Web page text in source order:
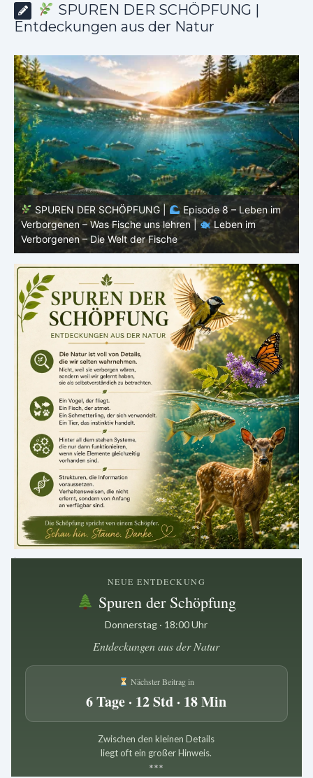
SPUREN DER SCHÖPFUNG |
Entdeckungen aus der Natur
Episode 8 – Leben im
|
Leben im
SPUREN DER SCHÖPFUNG |
Verborgenen – Warum Fische
Verborgenen – Die Welt der Fische
.
NEUE ENTDECKUNG
Spuren der Schöpfung
Donnerstag · 18:00 Uhr
Entdeckungen aus der Natur
Nächster Beitrag in
6 Tage · 12 Std · 18 Min
Zwischen den kleinen Details
liegt oft ein großer Hinweis.
***